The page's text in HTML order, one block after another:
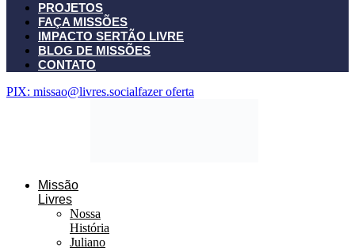
PROJETOS
FAÇA MISSÕES
IMPACTO SERTÃO LIVRE
BLOG DE MISSÕES
CONTATO
PIX: missao@livres.socialfazer oferta
Missão
Livres
Nossa
História
Juliano